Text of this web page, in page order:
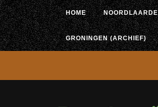
Ga
naar
de
inhoud
HOME
GRONINGEN (ARCHIEF)